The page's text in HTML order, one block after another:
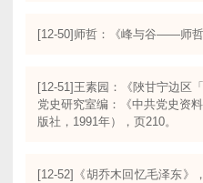
[12-50]师哲：《峰与谷——师
[12-51]王素园：《陜甘宁边区
党史研究室编：《中共党史资
版社，1991年），页210。
[12-52]《胡乔木回忆毛泽东》